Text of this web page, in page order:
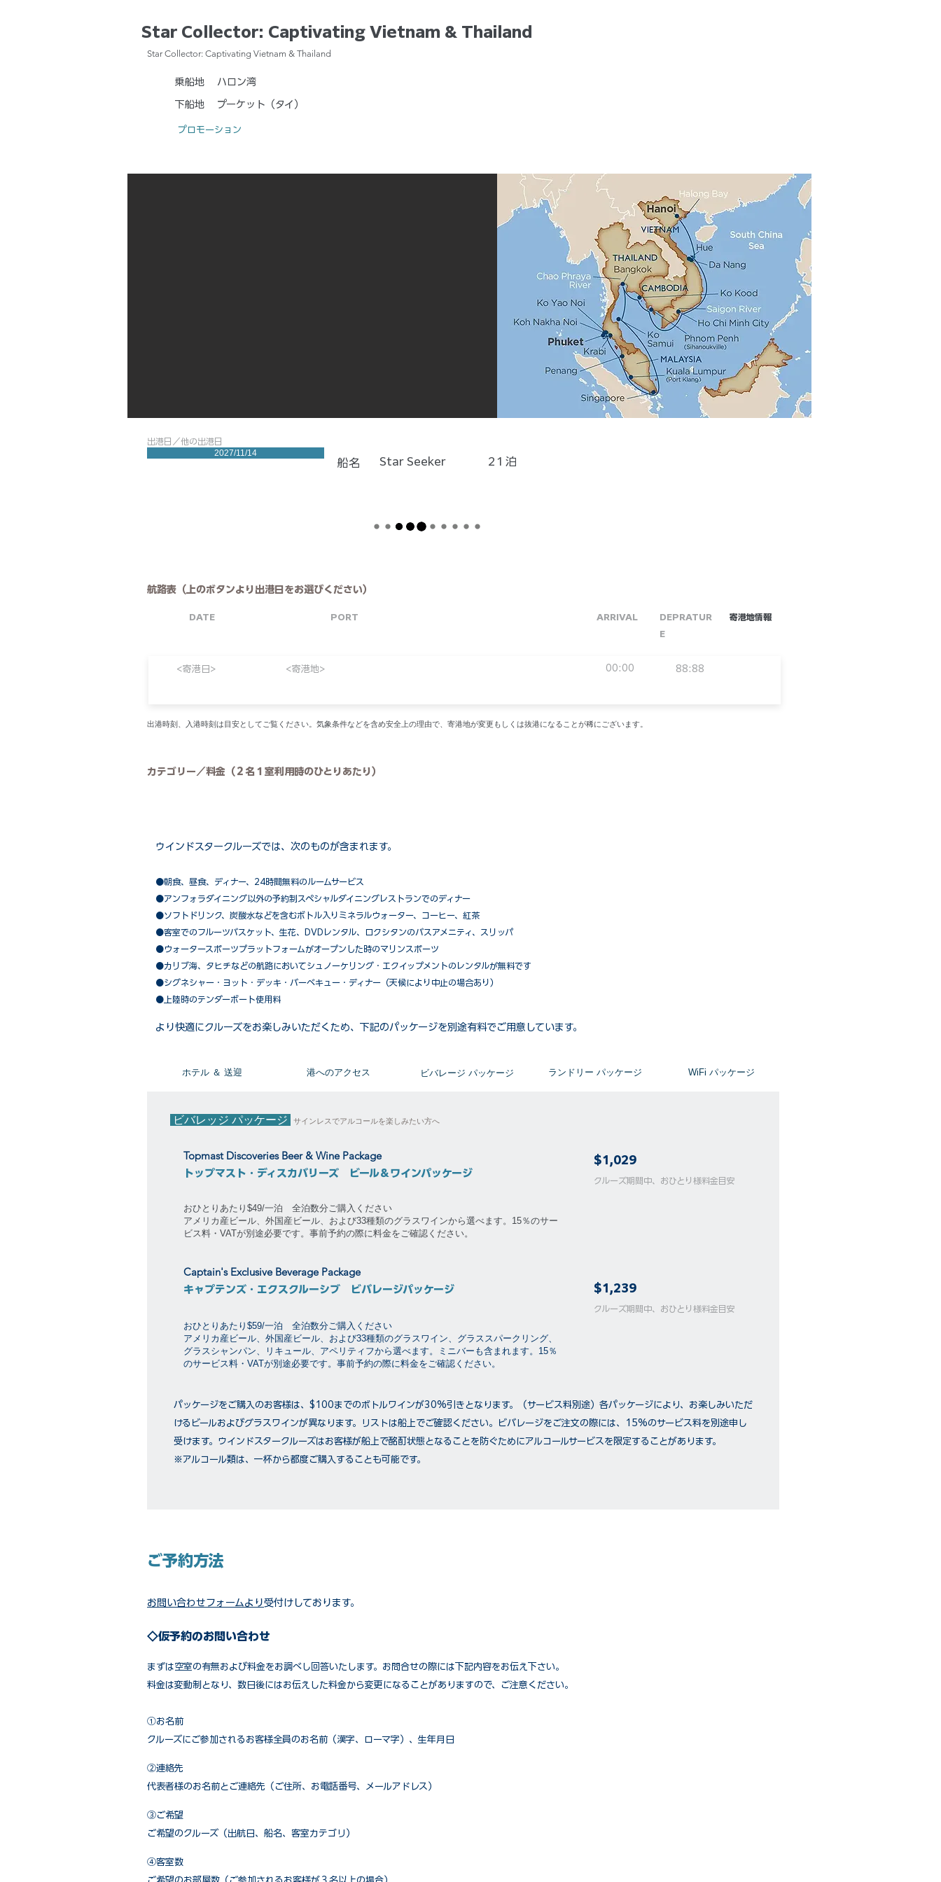
Star Collector: Captivating Vietnam & Thailand
Star Collector: Captivating Vietnam & Thailand
乗船地 ハロン湾
下船地 プーケット（タイ）
プロモーション
船名
出港日／他の出港日
2027/11/14
Star Seeker 21 泊
航路表（上のボタンより出港日をお選びください）
DATE PORT ARRIVAL
DEPRATUR
E
​寄港地情報
<寄港日> 00:00 88:88
<寄港地>
​出港時刻、入港時刻は目安としてご覧ください。気象条件などを含め安全上の理由で、寄港地が変更もしくは抜港になることが稀にございます。
カテゴリー／料金（２名１室利用時のひとりあたり）
ウインドスタークルーズでは、次のものが含まれます。
●朝食、昼食、ディナー、24時間無料のルームサービス
​●アンフォラダイニング以外の予約制スペシャルダイニングレストランでのディナー
●ソフトドリンク、炭酸水などを含むボトル入りミネラルウォーター、コーヒー、紅茶
●客室でのフルーツバスケット、生花、DVDレンタル、ロクシタンのバスアメニティ、スリッパ
●ウォータースポーツプラットフォームがオープンした時のマリンスポーツ
●カリブ海、タヒチなどの航路においてシュノーケリング・エクイップメントのレンタルが無料です
​●シグネシャー・ヨット・デッキ・バーベキュー・ディナー（天候により中止の場合あり）
●上陸時のテンダーボート使用料
​より快適にクルーズをお楽しみいただくため、下記のパッケージを別途有料でご用意しています。​
​ホテル ＆ 送迎 ​港へのアクセス ビバレージ パッケージ ​ランドリー パッケージ ​WiFi パッケージ
ビバレッジ パッケージ サインレスでアルコールを楽しみたい方へ
Topmast Discoveries Beer & Wine Package
トップマスト・ディスカバリーズ ビール＆ワインパッケージ
$1,029
​​クルーズ期間中、おひとり様料金目安
おひとりあたり$49/一泊 全泊数分ご購入ください
アメリカ産ビール、外国産ビール、および33種類のグラスワインから選べます。15％のサー
ビス料・VATが別途必要です。事前予約の際に料金をご確認ください。
Captain's Exclusive Beverage Package
キャプテンズ・エクスクルーシブ ビバレージパッケージ $1,239
​​クルーズ期間中、おひとり様料金目安
おひとりあたり$59/一泊 全泊数分ご購入ください
アメリカ産ビール、外国産ビール、および33種類のグラスワイン、グラススパークリング、
グラスシャンパン、リキュール、アペリティフから選べます。ミニバーも含まれます。15％
のサービス料・VATが別途必要です。事前予約の際に料金をご確認ください。
パッケージをご購入のお客様は、$100までのボトルワインが30%引きとなります。（サービス料別途）各パッケージにより、お楽しみいただ
けるビールおよびグラスワインが異なります。リストは船上でご確認ください。ビバレージをご注文の際には、15%のサービス料を別途申し
受けます。ウインドスタークルーズはお客様が船上で酩酊状態となることを防ぐためにアルコールサービスを限定することがあります。
※アルコール類は、一杯から都度ご購入することも可能です。
ご予約方法
お問い合わせフォームより受付けしております。
◇仮予約のお問い合わせ
まずは空室の有無および料金をお調べし回答いたします。お問合せの際には下記内容をお伝え下さい。
料金は変動制となり、数日後にはお伝えした料金から変更になることがありますので、ご注意ください。
①お名前
クルーズにご参加されるお客様全員のお名前（漢字、ローマ字）、生年月日
②連絡先
代表者様のお名前とご連絡先（ご住所、お電話番号、メールアドレス）
③ご希望
ご希望のクルーズ（出航日、船名、客室カテゴリ）
④客室数